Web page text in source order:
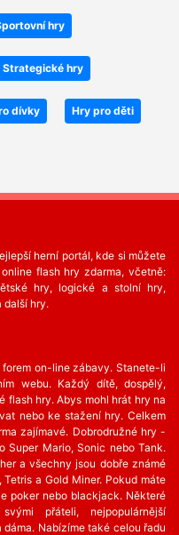
hry
Strategické hry
dívky Hry pro děti
herní portál, kde si můžete
flash hry zdarma, včetně:
hry, logické a stolní hry,
další hry.
on-line zábavy. Stanete-li
webu. Každý dítě, dospělý,
flash hry. Abys mohl hrát hry na
nebo ke stažení hry. Celkem
zajímavé. Dobrodružné hry -
Mario, Sonic nebo Tank.
a všechny jsou dobře známé
a Gold Miner. Pokud máte
poker nebo blackjack. Některé
přáteli, nejpopulárnější
Nabízíme také celou řadu